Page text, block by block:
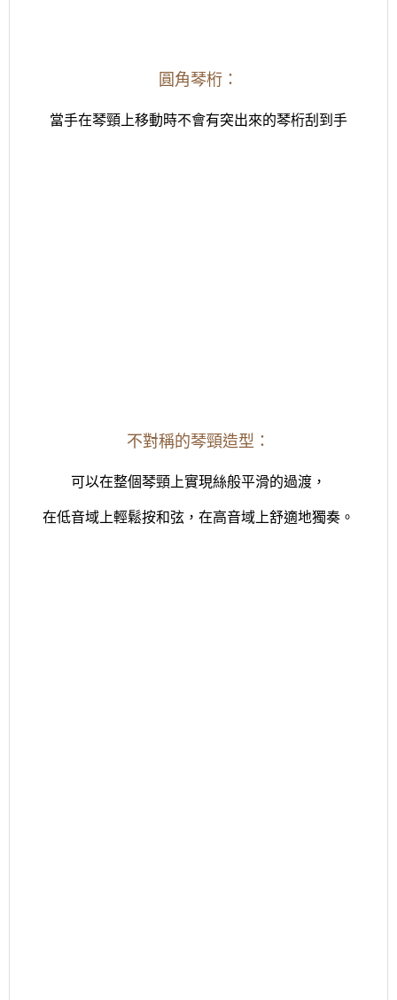
圓角琴桁：
當手在琴頸上移動時不會有突出來的琴桁刮到手
不對稱的琴頸造型：
可以在整個琴頸上實現絲般平滑的過渡，
在低音域上輕鬆按和弦，在高音域上舒適地獨奏。